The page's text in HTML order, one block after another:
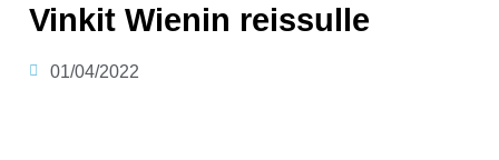
Vinkit Wienin reissulle
01/04/2022